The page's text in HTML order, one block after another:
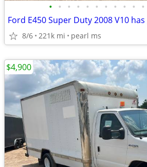
• • • • • • • • • • •
8/6 221k mi pearl ms
$4,900